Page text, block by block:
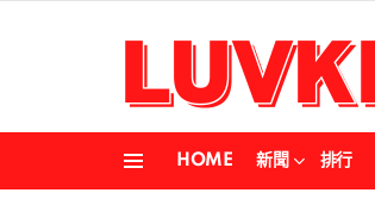
HOME 新聞 排行